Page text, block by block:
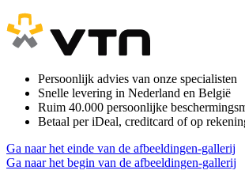
Persoonlijk advies van onze specialisten
Snelle levering in Nederland en België
Ruim 40.000 persoonlijke
Betaal per iDeal, creditcard of op
Ga naar het einde van de afbeeldingen-gallerij
Ga naar het begin van de afbeeldingen-gallerij